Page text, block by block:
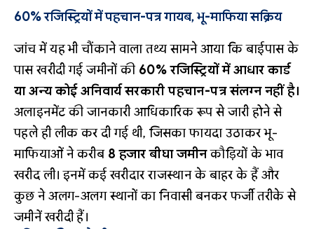
60% रजिस्ट्रियों में पहचान-पत्र गायब, भू-माफिया सक्रिय
जांच में यह भी चौंकाने वाला तथ्य सामने आया कि बाईपास के
पास खरीदी गई जमीनों की 60% रजिस्ट्रियों में आधार कार्ड
या अन्य कोई अनिवार्य सरकारी पहचान-पत्र संलग्न नहीं है।
अलाइनमेंट की जानकारी आधिकारिक रूप से जारी होने से
पहले ही लीक कर दी गई थी, जिसका फायदा उठाकर भू-
माफियाओं ने करीब 8 हजार बीघा जमीनकौड़ियों के भाव
खरीद ली। इनमें कई खरीदार राजस्थान के बाहर के हैं और
कुछ ने अलग-अलग स्थानों का निवासी बनकर फर्जी तरीके से
जमीनें खरीदी हैं।